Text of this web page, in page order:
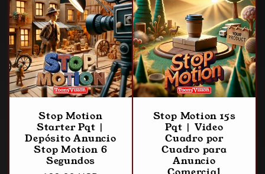
Stop Motion
Starter Pqt |
Depósito Anuncio
Stop Motion 6
Segundos
Stop Motion 15s
Pqt | Video
Cuadro por
Cuadro para
Anuncio